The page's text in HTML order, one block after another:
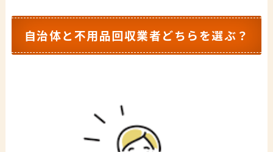
自治体と不用品回収業者どちらを選ぶ？